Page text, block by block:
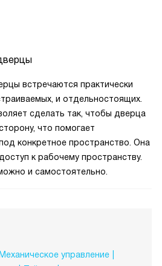
встречаются практически
и отдельностоящих.
сделать так, чтобы дверца
что помогает
конкретное пространство. Она
к рабочему пространству.
и самостоятельно.
Механическое управление